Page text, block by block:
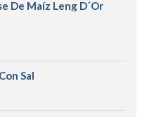
De Maíz Leng D´or
Sal